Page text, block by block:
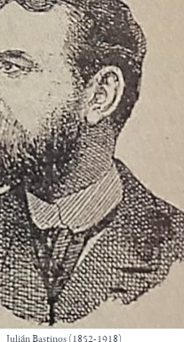
Julián Bastinos (1852-1918)